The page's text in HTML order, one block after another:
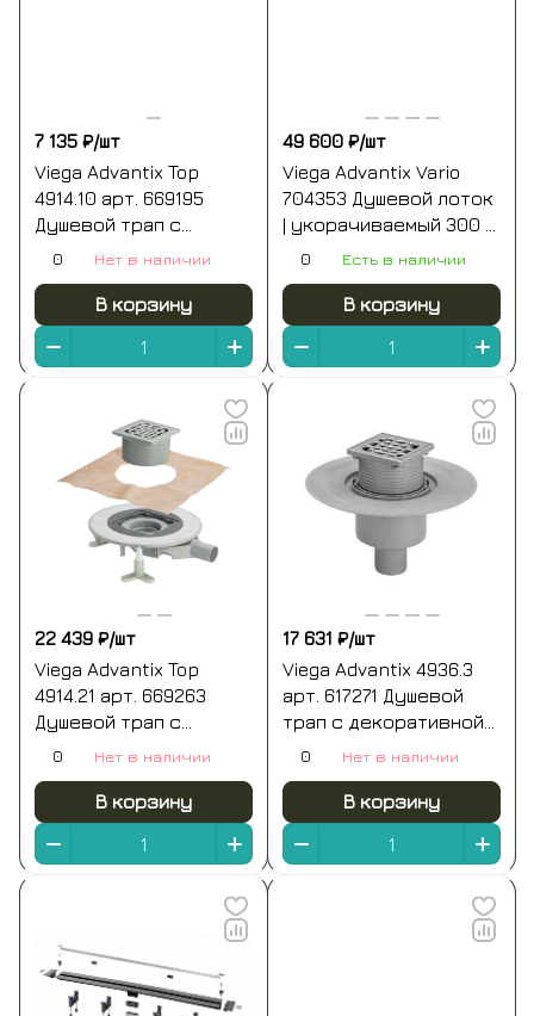
7 135 ₽/шт
Viega Advantix Top
4914.10 арт. 669195
Душевой трап с
декоративной
0 Нет в наличии
В корзину
49 600 ₽/шт
Viega Advantix Vario
704353 Душевой лоток
| укорачиваемый 300 -
1200 мм (нержавеющая
0 Есть в наличии
В корзину
22 439 ₽/шт
Viega Advantix Top
4914.21 арт. 669263
Душевой трап с
декоративной
0 Нет в наличии
В корзину
17 631 ₽/шт
Viega Advantix 4936.3
арт. 617271 Душевой
трап с декоративной
панелью 100*100 мм
0 Нет в наличии
В корзину